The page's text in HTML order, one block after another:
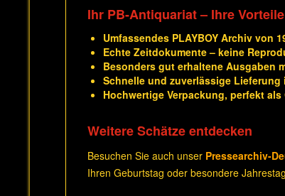
Ihr PB-Antiquariat – Ihre
Umfassendes PLAYBOY Archiv von
Echte Zeitdokumente – keine
Besonders gut erhaltene Ausgaben
Schnelle und zuverlässige
Hochwertige Verpackung, perfekt als
Weitere Schätze entdecken
Besuchen Sie auch unser Pressearchiv-
Ihren Geburtstag oder besondere